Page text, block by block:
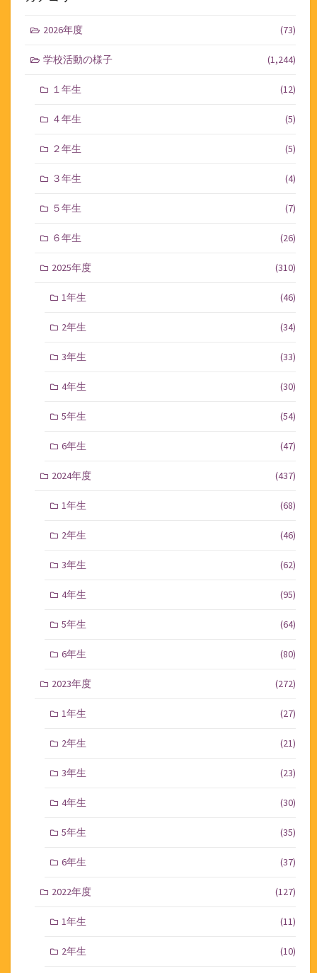
2026年度 (73)
学校活動の様子 (1,244)
１年生 (12)
４年生 (5)
２年生 (5)
３年生 (4)
５年生 (7)
６年生 (26)
2025年度 (310)
1年生 (46)
2年生 (34)
3年生 (33)
4年生 (30)
5年生 (54)
6年生 (47)
2024年度 (437)
1年生 (68)
2年生 (46)
3年生 (62)
4年生 (95)
5年生 (64)
6年生 (80)
2023年度 (272)
1年生 (27)
2年生 (21)
3年生 (23)
4年生 (30)
5年生 (35)
6年生 (37)
2022年度 (127)
1年生 (11)
2年生 (10)